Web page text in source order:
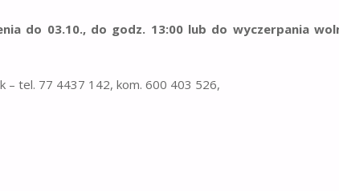
do 03.10., do godz. 13:00 lub do wyczerpania
– tel. 77 4437 142, kom. 600 403 526,